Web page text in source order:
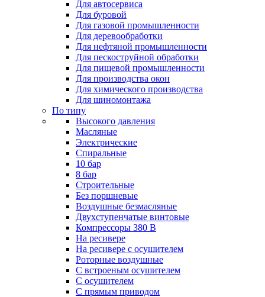
Для автосервиса
Для буровой
Для газовой промышленности
Для деревообработки
Для нефтяной промышленности
Для пескоструйной обработки
Для пищевой промышленности
Для производства окон
Для химического производства
Для шиномонтажа
По типу
Высокого давления
Масляные
Электрические
Спиральные
10 бар
8 бар
Cтроительные
Без поршневые
Воздушные безмасляные
Двухступенчатые винтовые
Компрессоры 380 В
На ресивере
На ресивере с осушителем
Роторные воздушные
С встроеным осушителем
С осушителем
С прямым приводом